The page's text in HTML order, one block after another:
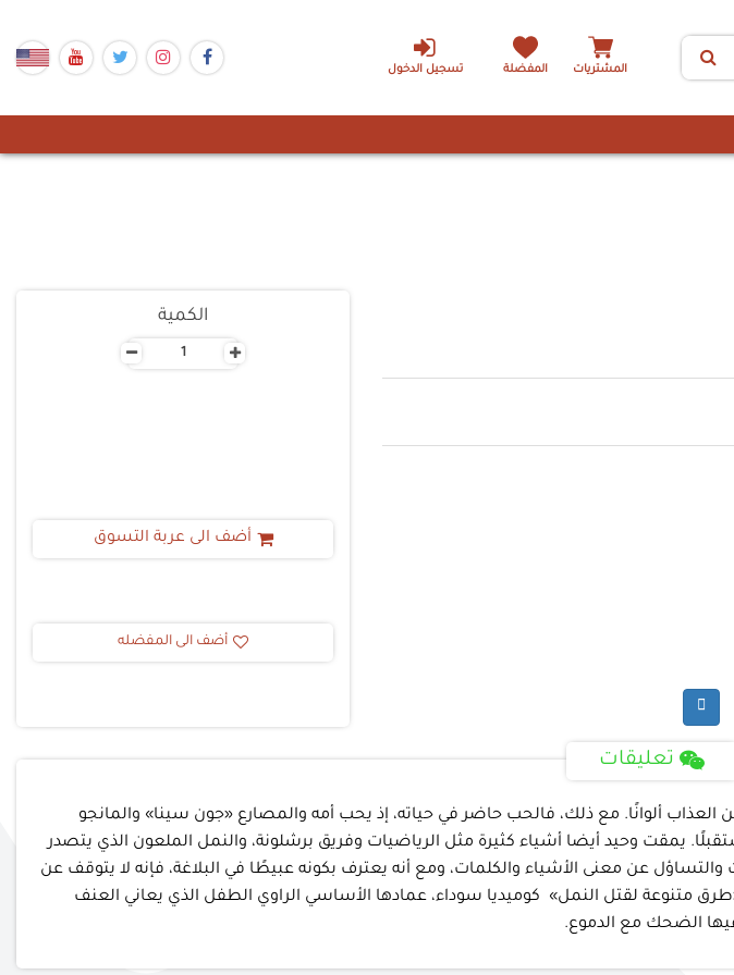
تسجيل الدخول المشتريات المفضلة
الكمية
- +
أضف الى عربة التسوق
أضف الى المفضله
تعليقات